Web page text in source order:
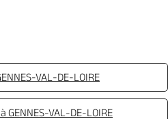
VAL-DE-LOIRE
VAL-DE-LOIRE